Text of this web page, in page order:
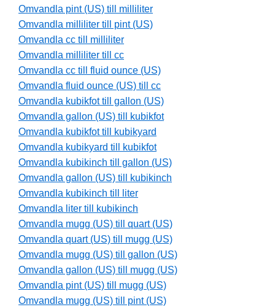
Omvandla pint (US) till milliliter
Omvandla milliliter till pint (US)
Omvandla cc till milliliter
Omvandla milliliter till cc
Omvandla cc till fluid ounce (US)
Omvandla fluid ounce (US) till cc
Omvandla kubikfot till gallon (US)
Omvandla gallon (US) till kubikfot
Omvandla kubikfot till kubikyard
Omvandla kubikyard till kubikfot
Omvandla kubikinch till gallon (US)
Omvandla gallon (US) till kubikinch
Omvandla kubikinch till liter
Omvandla liter till kubikinch
Omvandla mugg (US) till quart (US)
Omvandla quart (US) till mugg (US)
Omvandla mugg (US) till gallon (US)
Omvandla gallon (US) till mugg (US)
Omvandla pint (US) till mugg (US)
Omvandla mugg (US) till pint (US)